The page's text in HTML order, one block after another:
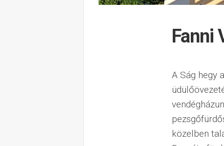
Fanni
A Ság hegy
közelben